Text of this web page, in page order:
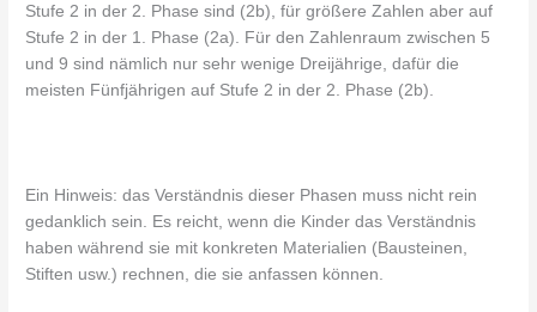
Stufe 2 in der 2. Phase sind (2b), für größere Zahlen aber auf
Stufe 2 in der 1. Phase (2a). Für den Zahlenraum zwischen 5
und 9 sind nämlich nur sehr wenige Dreijährige, dafür die
meisten Fünfjährigen auf Stufe 2 in der 2. Phase (2b).
Ein Hinweis: das Verständnis dieser Phasen muss nicht rein
gedanklich sein. Es reicht, wenn die Kinder das Verständnis
haben während sie mit konkreten Materialien (Bausteinen,
Stiften usw.) rechnen, die sie anfassen können.